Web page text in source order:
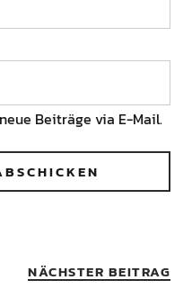
Beiträge via E-Mail.
NÄCHSTER BEITRAG